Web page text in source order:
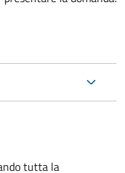
tutta la